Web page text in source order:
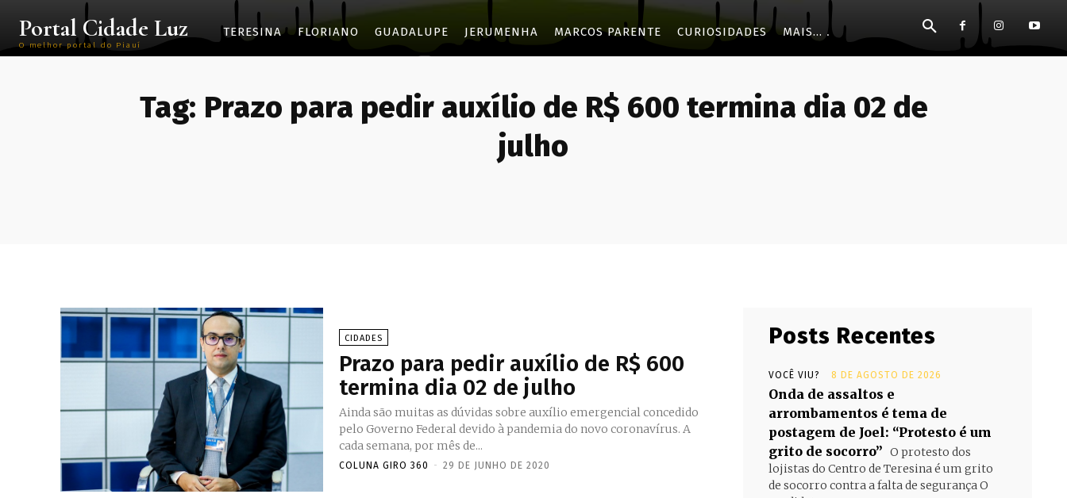
Portal Cidade Luz
O melhor portal do Piauí
TERESINA FLORIANO GUADALUPE JERUMENHA MARCOS PARENTE CURIOSIDADES MAIS...
Tag: Prazo para pedir auxílio de R$ 600 termina dia 02 de
julho
CIDADES
Prazo para pedir auxílio de R$ 600
termina dia 02 de julho
Ainda são muitas as dúvidas sobre auxílio emergencial concedido
pelo Governo Federal devido à pandemia do novo coronavírus. A
cada semana, por mês de...
COLUNA GIRO 360 - 29 DE JUNHO DE 2020
Posts Recentes
VOCÊ VIU? 8 DE AGOSTO DE 2026
Onda de assaltos e
arrombamentos é tema de
postagem de Joel: “Protesto é um
grito de socorro” O protesto dos
lojistas do Centro de Teresina é um grito
de socorro contra a falta de segurança O